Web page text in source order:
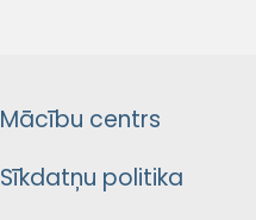
Mācību centrs
Sīkdatņu politika